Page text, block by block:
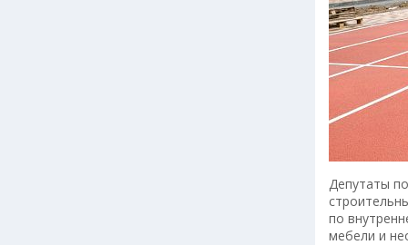
Депутаты
по
мебели и